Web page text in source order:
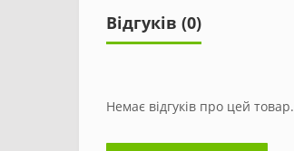
Відгуків (0)
Немає відгуків про цей товар.